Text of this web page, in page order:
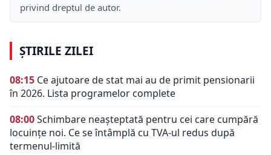
privind dreptul de autor.
ȘTIRILE ZILEI
08:15 Ce ajutoare de stat mai au de primit pensionarii
în 2026. Lista programelor complete
08:00Schimbare neașteptată pentru cei care cumpără
locuințe noi. Ce se întâmplă cu TVA-ul redus după
termenul-limită